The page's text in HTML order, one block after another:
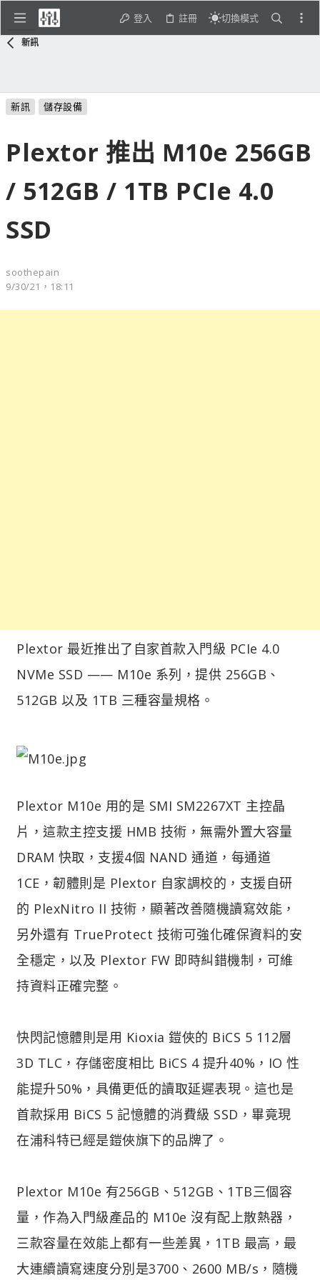
登入 註冊 切換模式
新訊
新訊 儲存設備
Plextor 推出 M10e 256GB
/ 512GB / 1TB PCIe 4.0
SSD
soothepain
9/30/21，18:11
Plextor 最近推出了自家首款入門級 PCIe 4.0
NVMe SSD —— M10e 系列，提供 256GB、
512GB 以及 1TB 三種容量規格。
Plextor M10e 用的是 SMI SM2267XT 主控晶
片，這款主控支援 HMB 技術，無需外置大容量
DRAM 快取，支援4個 NAND 通道，每通道
1CE，韌體則是 Plextor 自家調校的，支援自研
的 PlexNitro II 技術，顯著改善隨機讀寫效能，
另外還有 TrueProtect 技術可強化確保資料的安
全穩定，以及 Plextor FW 即時糾錯機制，可維
持資料正確完整。
快閃記憶體則是用 Kioxia 鎧俠的 BiCS 5 112層
3D TLC，存儲密度相比 BiCS 4 提升40%，IO 性
能提升50%，具備更低的讀取延遲表現。這也是
首款採用 BiCS 5 記憶體的消費級 SSD，畢竟現
在浦科特已經是鎧俠旗下的品牌了。
Plextor M10e 有256GB、512GB、1TB三個容
量，作為入門級產品的 M10e 沒有配上散熱器，
三款容量在效能上都有一些差異，1TB 最高，最
大連續讀寫速度分別是3700、2600 MB/s，隨機